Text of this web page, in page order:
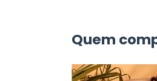
Quem